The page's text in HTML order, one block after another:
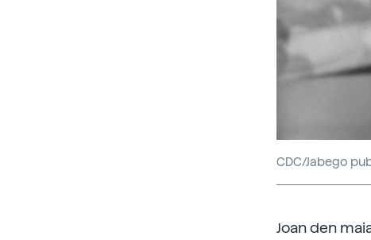
CDC/Jabego
Joan den